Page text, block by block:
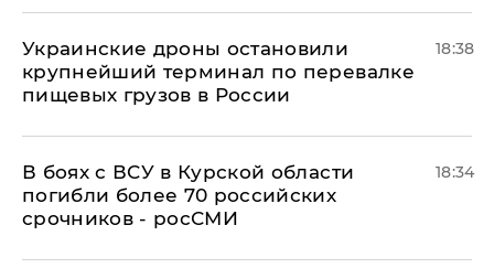
Украинские дроны остановили
крупнейший терминал по перевалке
пищевых грузов в России
18:38
В боях с ВСУ в Курской области
погибли более 70 российских
срочников - росСМИ
18:34